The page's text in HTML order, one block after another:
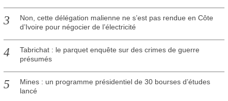
Non, cette délégation malienne ne s’est pas rendue en Côte
d’Ivoire pour négocier de l’électricité
Tabrichat : le parquet enquête sur des crimes de guerre
présumés
Mines : un programme présidentiel de 30 bourses d’études
lancé